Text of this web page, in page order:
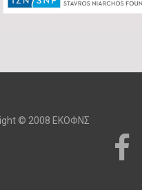
© 2008 ΕΚΟΦΝΣ